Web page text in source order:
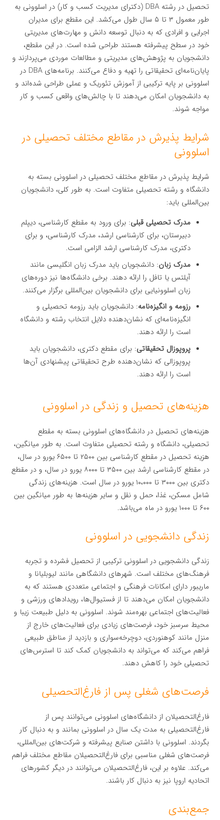
تحصیل در رشته DBA (دکترای مدیریت کسب و کار) در اسلوونی به
طور معمول ۳ تا ۵ سال طول می‌کشد. این مقطع برای مدیران
اجرایی و افرادی که به دنبال توسعه دانش و مهارت‌های مدیریتی
خود در سطح پیشرفته هستند طراحی شده است. در این مقطع،
دانشجویان به پژوهش‌های مدیریتی و مطالعات موردی می‌پردازند و
پایان‌نامه‌ای تحقیقاتی را تهیه و دفاع می‌کنند. برنامه‌های DBA در
اسلوونی بر پایه ترکیبی از آموزش تئوریک و عملی طراحی شده‌اند و
به دانشجویان امکان می‌دهند تا با چالش‌های واقعی کسب و کار
مواجه شوند.
شرایط پذیرش در مقاطع مختلف تحصیلی در
اسلوونی
شرایط پذیرش در مقاطع مختلف تحصیلی در اسلوونی بسته به
دانشگاه و رشته تحصیلی متفاوت است. به طور کلی، دانشجویان
بین‌المللی باید:
مدرک تحصیلی قبلی: برای ورود به مقطع کارشناسی، دیپلم
دبیرستان، برای کارشناسی ارشد، مدرک کارشناسی، و برای
دکتری، مدرک کارشناسی ارشد الزامی است.
مدرک زبان: دانشجویان باید مدرک زبان انگلیسی مانند
آیلتس یا تافل را ارائه دهند. برخی دانشگاه‌ها نیز دوره‌های
زبان اسلوونیایی برای دانشجویان بین‌المللی برگزار می‌کنند.
رزومه و انگیزه‌نامه: دانشجویان باید رزومه تحصیلی و
انگیزه‌نامه‌ای که نشان‌دهنده دلایل انتخاب رشته و دانشگاه
است را ارائه دهند.
پروپوزال تحقیقاتی: برای مقطع دکتری، دانشجویان باید
پروپوزالی که نشان‌دهنده طرح تحقیقاتی پیشنهادی آن‌ها
است را ارائه دهند.
هزینه‌های تحصیل و زندگی در اسلوونی
هزینه‌های تحصیل در دانشگاه‌های اسلوونی بسته به مقطع
تحصیلی، دانشگاه و رشته تحصیلی متفاوت است. به طور میانگین،
هزینه تحصیل در مقطع کارشناسی بین ۲۵۰۰ تا ۶۵۰۰ یورو در سال،
در مقطع کارشناسی ارشد بین ۳۵۰۰ تا ۸۰۰۰ یورو در سال، و در مقطع
دکتری بین ۳۰۰۰ تا ۱۰،۰۰۰ یورو در سال است. هزینه‌های زندگی
شامل مسکن، غذا، حمل و نقل و سایر هزینه‌ها به طور میانگین بین
۶۰۰ تا ۱۰۰۰ یورو در ماه می‌باشد.
زندگی دانشجویی در اسلوونی
زندگی دانشجویی در اسلوونی ترکیبی از تحصیل فشرده و تجربه
فرهنگ‌های مختلف است. شهرهای دانشگاهی مانند لیوبلیانا و
ماریبور دارای امکانات فرهنگی و اجتماعی متعددی هستند که به
دانشجویان امکان می‌دهند تا از فستیوال‌ها، رویدادهای ورزشی و
فعالیت‌های اجتماعی بهره‌مند شوند. اسلوونی به دلیل طبیعت زیبا و
محیط سرسبز خود، فرصت‌های زیادی برای فعالیت‌های خارج از
منزل مانند کوهنوردی، دوچرخه‌سواری و بازدید از مناطق طبیعی
فراهم می‌کند که می‌تواند به دانشجویان کمک کند تا استرس‌های
تحصیلی خود را کاهش دهند.
فرصت‌های شغلی پس از فارغ‌التحصیلی
فارغ‌التحصیلان از دانشگاه‌های اسلوونی می‌توانند پس از
فارغ‌التحصیلی به مدت یک سال در اسلوونی بمانند و به دنبال کار
بگردند. اسلوونی با داشتن صنایع پیشرفته و شرکت‌های بین‌المللی،
فرصت‌های شغلی مناسبی برای فارغ‌التحصیلان مقاطع مختلف فراهم
می‌کند. علاوه بر این، فارغ‌التحصیلان می‌توانند در دیگر کشورهای
اتحادیه اروپا نیز به دنبال کار باشند.
جمع‌بندی